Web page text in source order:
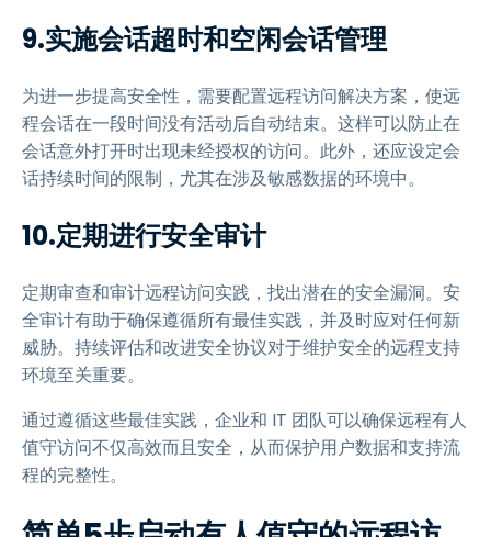
9.实施会话超时和空闲会话管理
为进一步提高安全性，需要配置远程访问解决方案，使远
程会话在一段时间没有活动后自动结束。这样可以防止在
会话意外打开时出现未经授权的访问。此外，还应设定会
话持续时间的限制，尤其在涉及敏感数据的环境中。
10.定期进行安全审计
定期审查和审计远程访问实践，找出潜在的安全漏洞。安
全审计有助于确保遵循所有最佳实践，并及时应对任何新
威胁。持续评估和改进安全协议对于维护安全的远程支持
环境至关重要。
通过遵循这些最佳实践，企业和 IT 团队可以确保远程有人
值守访问不仅高效而且安全，从而保护用户数据和支持流
程的完整性。